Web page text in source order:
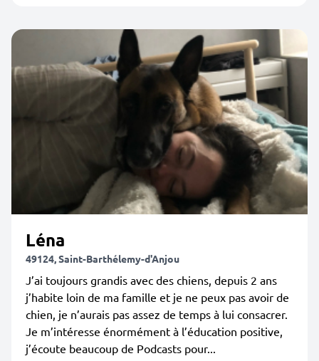
Léna
49124, Saint-Barthélemy-d'Anjou
J’ai toujours grandis avec des chiens, depuis 2 ans
j’habite loin de ma famille et je ne peux pas avoir de
chien, je n’aurais pas assez de temps à lui consacrer.
Je m’intéresse énormément à l’éducation positive,
j’écoute beaucoup de Podcasts pour...